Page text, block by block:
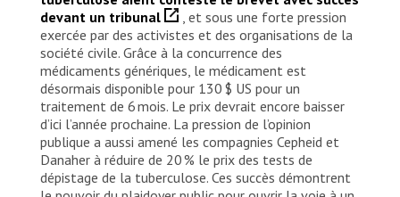
devant un tribunal
, et sous une forte pression
exercée par des activistes et des organisations de la
société civile. Grâce à la concurrence des
médicaments génériques, le médicament est
désormais disponible pour 130 $ US pour un
traitement de 6 mois. Le prix devrait encore baisser
d’ici l’année prochaine. La pression de l’opinion
publique a aussi amené les compagnies Cepheid et
Danaher à réduire de 20 % le prix des tests de
dépistage de la tuberculose. Ces succès démontrent